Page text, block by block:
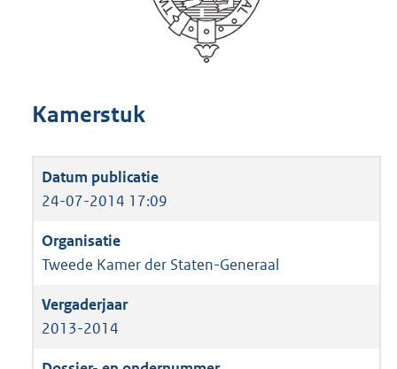
Kamerstuk
24-07-2014 17:09
Tweede Kamer der Staten-Generaal
2013-2014